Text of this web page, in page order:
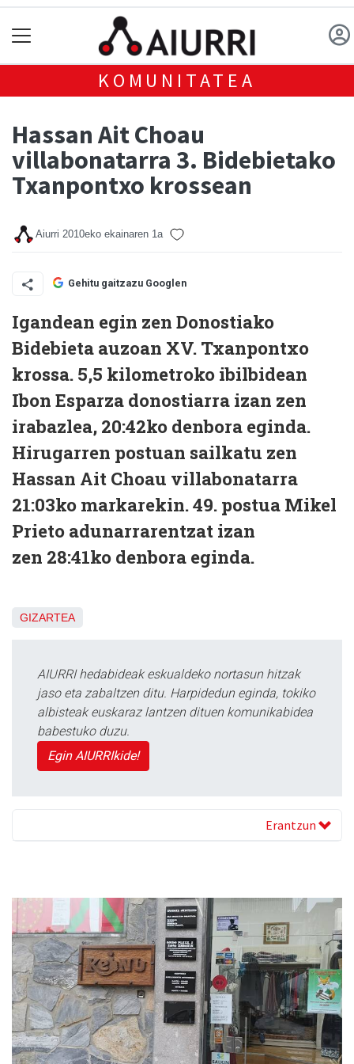
KOMUNITATEA
Hassan Ait Choau
villabonatarra 3. Bidebietako
Txanpontxo krossean
Aiurri 2010eko ekainaren 1a
Gehitu gaitzazu Googlen
Igandean egin zen Donostiako
Bidebieta auzoan XV. Txanpontxo
krossa. 5,5 kilometroko ibilbidean
Ibon Esparza donostiarra izan zen
irabazlea, 20:42ko denbora eginda.
Hirugarren postuan sailkatu zen
Hassan Ait Choau villabonatarra
21:03ko markarekin. 49. postua Mikel
Prieto adunarrarentzat izan
zen 28:41ko denbora eginda.
GIZARTEA
AIURRI hedabideak eskualdeko nortasun hitzak
jaso eta zabaltzen ditu. Harpidedun eginda, tokiko
albisteak euskaraz lantzen dituen komunikabidea
babestuko duzu.
Egin AIURRIkide!
Erantzun